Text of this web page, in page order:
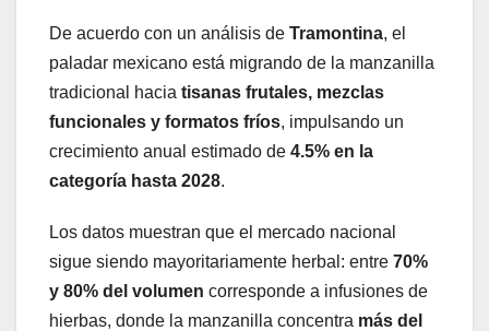
De acuerdo con un análisis de Tramontina, el
paladar mexicano está migrando de la manzanilla
tradicional hacia tisanas frutales, mezclas
funcionales y formatos fríos, impulsando un
crecimiento anual estimado de 4.5% en la
categoría hasta 2028.
Los datos muestran que el mercado nacional
sigue siendo mayoritariamente herbal: entre 70%
y 80% del volumen corresponde a infusiones de
hierbas, donde la manzanilla concentra más del